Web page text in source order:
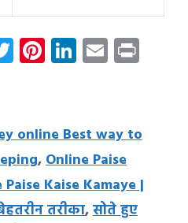
T
w
te
r
Pi
nt
es
t
Li
n
e
dI
n
E
m
l
online Best way to
,Online Paise
Kaise Kamaye |
तरीका,सोते हुए